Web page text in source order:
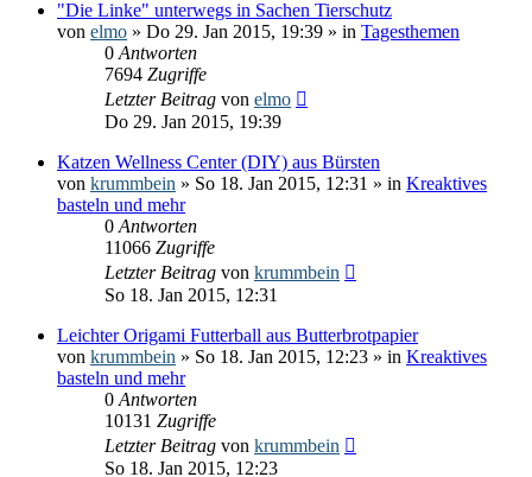
"Die Linke" unterwegs in Sachen Tierschutz
von elmo » Do 29. Jan 2015, 19:39 » in Tagesthemen
0 Antworten
7694 Zugriffe
Letzter Beitrag von elmo
Do 29. Jan 2015, 19:39
Katzen Wellness Center (DIY) aus Bürsten
von krummbein » So 18. Jan 2015, 12:31 » in Kreaktives
basteln und mehr
0 Antworten
11066 Zugriffe
Letzter Beitrag von krummbein
So 18. Jan 2015, 12:31
Leichter Origami Futterball aus Butterbrotpapier
von krummbein » So 18. Jan 2015, 12:23 » in Kreaktives
basteln und mehr
0 Antworten
10131 Zugriffe
Letzter Beitrag von krummbein
So 18. Jan 2015, 12:23